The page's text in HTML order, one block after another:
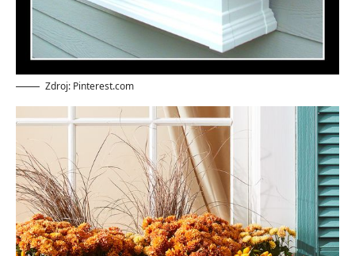
Zdroj: Pinterest.com